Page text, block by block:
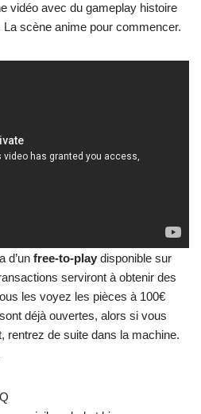
vidéo avec du gameplay histoire
La scène anime pour commencer.
d’un free-to-play disponible sur
serviront à obtenir des
les voyez les pièces à 100€
sont déjà ouvertes, alors si vous
rentrez de suite dans la machine.